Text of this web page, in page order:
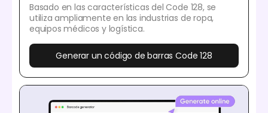
Basado en las características del Code 128, se
utiliza ampliamente en las industrias de ropa,
equipos médicos y logística.
Generar un código de barras Code 128